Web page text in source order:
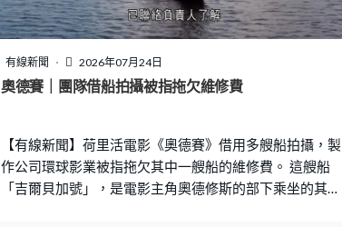
有線新聞 2026年07月24日
奧德賽｜團隊借船拍攝被指拖欠維修費
【有線新聞】荷里活電影《奧德賽》借用多艘船拍攝，製
作公司環球影業被指拖欠其中一艘船的維修費。 這艘船
「吉爾貝加號」，是電影主角奧德修斯的部下乘坐的其中